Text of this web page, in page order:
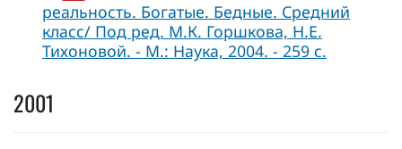
реальность. Богатые. Бедные. Средний
класс/ Под ред. М.К. Горшкова, Н.Е.
Тихоновой. - М.: Наука, 2004. - 259 с.
2001